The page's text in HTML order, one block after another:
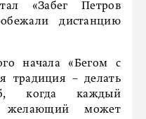
«Забег Петров
дистанцию
начала «Бегом с
традиция – делать
когда каждый
желающий может